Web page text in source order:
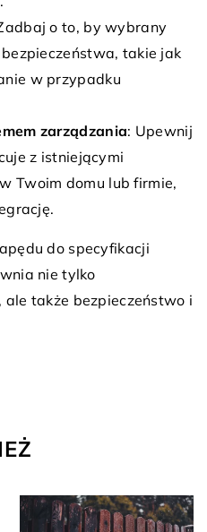
o to, by wybrany
takie jak
w przypadku
zarządzania: Upewnij
z istniejącymi
Twoim domu lub firmie,
do specyfikacji
nie tylko
ale także bezpieczeństwo i